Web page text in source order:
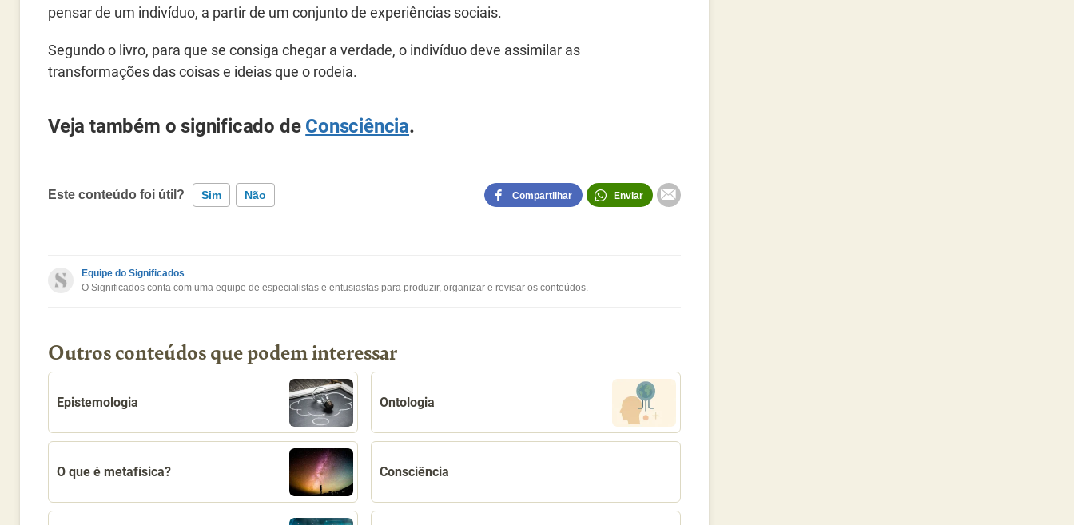
pensar de um indivíduo, a partir de um conjunto de experiências sociais.
Segundo o livro, para que se consiga chegar a verdade, o indivíduo deve assimilar as
transformações das coisas e ideias que o rodeia.
Veja também o significado de Consciência.
Este conteúdo foi útil? Sim Não
Este conteúdo não tem a informação que procuro
Compartilhar Enviar
Equipe do Significados
O Significados conta com uma equipe de especialistas e entusiastas para produzir, organizar e revisar os conteúdos.
Outros conteúdos que podem interessar
Epistemologia Ontologia
O que é metafísica? Consciência